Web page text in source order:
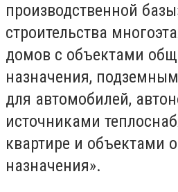
производственной
строительства
домов с объектами
назначения,
для автомобилей,
источниками
квартире и объектами
назначения».